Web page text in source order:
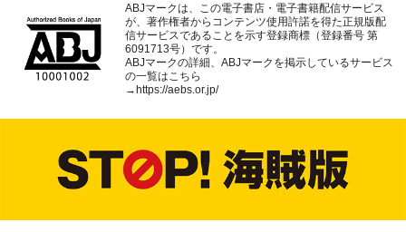
ABJマークは、この電子書店・電子書籍配信サービス
が、著作権者からコンテンツ使用許諾を得た正規版配
信サービスであることを示す登録商標（登録番号 第
6091713号）です。
ABJマークの詳細、ABJマークを掲示しているサービス
の一覧はこちら
→https://aebs.or.jp/